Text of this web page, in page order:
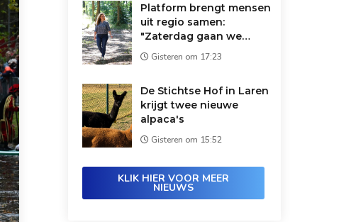
Platform brengt mensen
uit regio samen:
"Zaterdag gaan we
koffie drinken op de
markt"
Gisteren om 17:23
De Stichtse Hof in Laren
krijgt twee nieuwe
alpaca's
Gisteren om 15:52
KLIK HIER VOOR MEER
NIEUWS